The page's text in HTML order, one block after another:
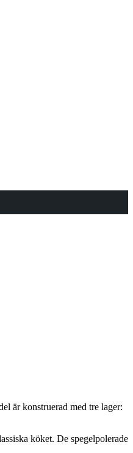
är konstruerad med tre lager:
köket. De spegelpolerade